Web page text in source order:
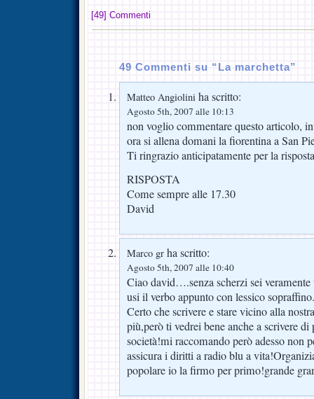
[49] Commenti
49 Commenti su “La marchetta”
Matteo Angiolini ha scritto:
Agosto 5th, 2007 alle 10:13
non voglio commentare questo articolo,
ora si allena domani la fiorentina a San
Ti ringrazio anticipatamente per la
RISPOSTA
Come sempre alle 17.30
David
Marco gr ha scritto:
Agosto 5th, 2007 alle 10:40
Ciao david….senza scherzi sei
usi il verbo appunto con lessico sopraffino.
Certo che scrivere e stare vicino alla
più,però ti vedrei bene anche a scrivere
società!mi raccomando però adesso non
assicura i diritti a radio blu a
popolare io la firmo per primo!grande